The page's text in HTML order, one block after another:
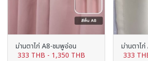
ม่านตาไก่ A8-ชมพูอ่อน
333 THB - 1,350 THB
ม่านตาไ
333